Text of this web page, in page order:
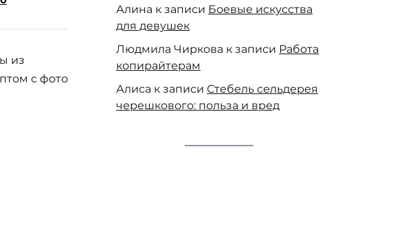
из
с фото
Алина к записи Боевые искусства
для девушек
Людмила Чиркова к записи Работа
копирайтерам
Алиса к записи Стебель сельдерея
черешкового: польза и вред